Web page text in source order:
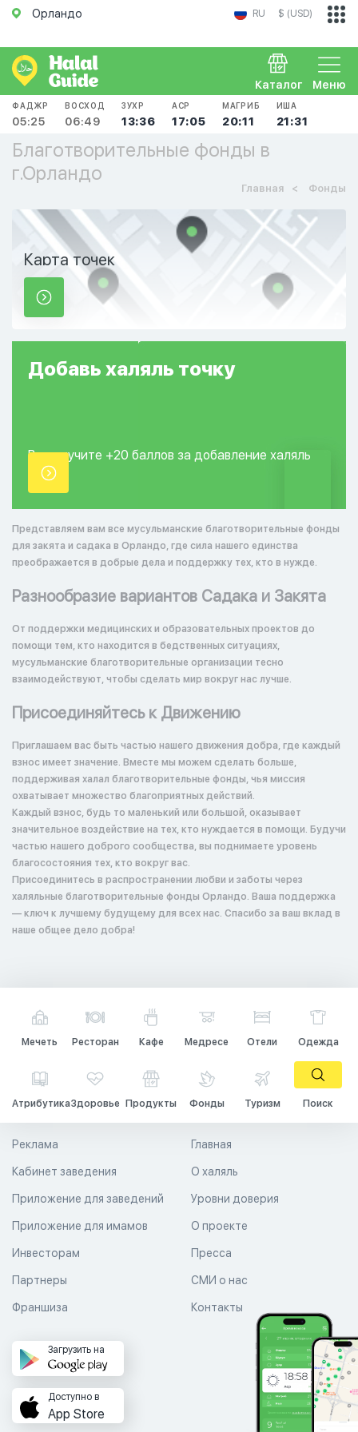
Орландо RU $ (USD)
Меню
Каталог
ФАДЖР
05:25
ВОСХОД
06:49
ЗУХР
13:36
АСР
17:05
МАГРИБ
20:11
ИША
21:31
Благотворительные фонды в
г.Орландо
Главная Фонды
Карта точек
Добавь халяль точку
Вы получите +20 баллов за добавление халяль
точки.
Представляем вам все мусульманские благотворительные фонды
для закята и садака в Орландо, где сила нашего единства
преображается в добрые дела и поддержку тех, кто в нужде.
Разнообразие вариантов Садака и Закята
От поддержки медицинских и образовательных проектов до
помощи тем, кто находится в бедственных ситуациях,
мусульманские благотворительные организации тесно
взаимодействуют, чтобы сделать мир вокруг нас лучше.
Присоединяйтесь к Движению
Приглашаем вас быть частью нашего движения добра, где каждый
взнос имеет значение. Вместе мы можем сделать больше,
поддерживая халал благотворительные фонды, чья миссия
охватывает множество благоприятных действий.
Каждый взнос, будь то маленький или большой, оказывает
значительное воздействие на тех, кто нуждается в помощи. Будучи
частью нашего доброго сообщества, вы поднимаете уровень
благосостояния тех, кто вокруг вас.
Присоединитесь в распространении любви и заботы через
халяльные благотворительные фонды Орландо. Ваша поддержка
— ключ к лучшему будущему для всех нас. Спасибо за ваш вклад в
наше общее дело добра!
Мечеть Ресторан Кафе Медресе Отели Одежда
АтрибутикаЗдоровье Продукты Фонды Туризм Поиск
Главная
О халяль
Уровни доверия
Реклама
Кабинет заведения
Приложение для заведений
Приложение для имамов О проекте
Пресса
СМИ о нас
Контакты
Инвесторам
Партнеры
Франшиза
Загрузить на
Доступно в
App Store